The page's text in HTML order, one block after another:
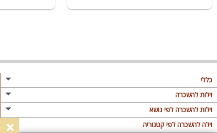
כללי
מגזין
פרסום באתר
תקנון
וילות להשכרה
וילות בצפון
וילות במרכז
וילות להשכרה לפי נושא
וילה לזוגות
וילה להשכרה לפי קטגוריה ×